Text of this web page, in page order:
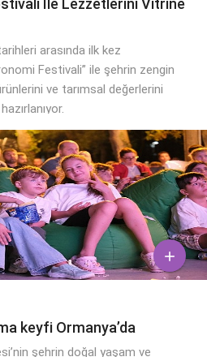
arasında ilk kez
Festivali” ile şehrin zengin
ve tarımsal değerlerini

keyfi Ormanya’da
şehrin doğal yaşam ve